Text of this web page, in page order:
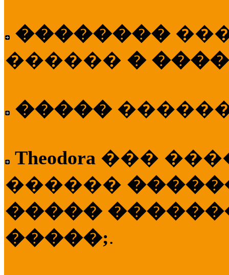
��������
������ �
�����
Theodora ���
������
�����
�����;.